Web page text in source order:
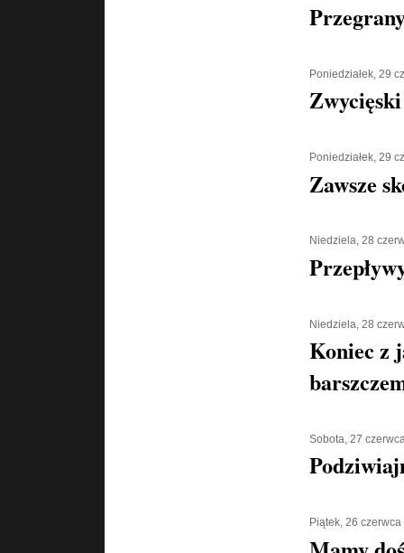
Poniedziałek, 29
Poniedziałek, 29
Zawsze
Niedziela, 28
Niedziela, 28
Koniec z
Sobota, 27
Piątek, 26